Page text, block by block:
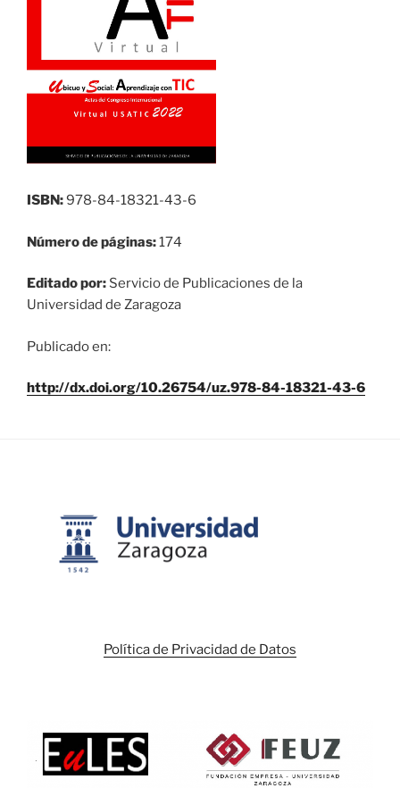
ISBN:978-84-18321-43-6
Número de páginas:174
Editado por: Servicio de Publicaciones de la
Universidad de Zaragoza
Publicado en:
http://dx.doi.org/10.26754/uz.978-84-18321-43-6
Política de Privacidad de Datos